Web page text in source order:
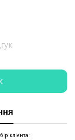
клієнта: